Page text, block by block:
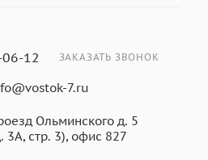
12 ЗАКАЗАТЬ ЗВОНОК
7.ru
Ольминского д. 5
3А, стр. 3), офис 827